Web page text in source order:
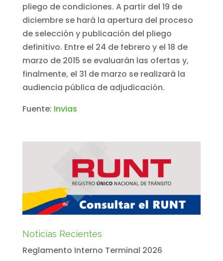
pliego de condiciones. A partir del 19 de
diciembre se hará la apertura del proceso
de selección y publicación del pliego
definitivo. Entre el 24 de febrero y el 18 de
marzo de 2015 se evaluarán las ofertas y,
finalmente, el 31 de marzo se realizará la
audiencia pública de adjudicación.
Fuente: Invias
Noticias Recientes
Reglamento Interno Terminal 2026